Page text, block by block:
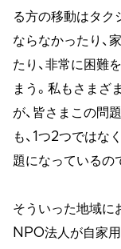
る方の移動はタク
ならなかったり、
たり、非常に困難
まう。私もさまざ
が、皆さまこの問
も、1つ2つではな
題になっているの
そういった地域に
NPO法人が自家